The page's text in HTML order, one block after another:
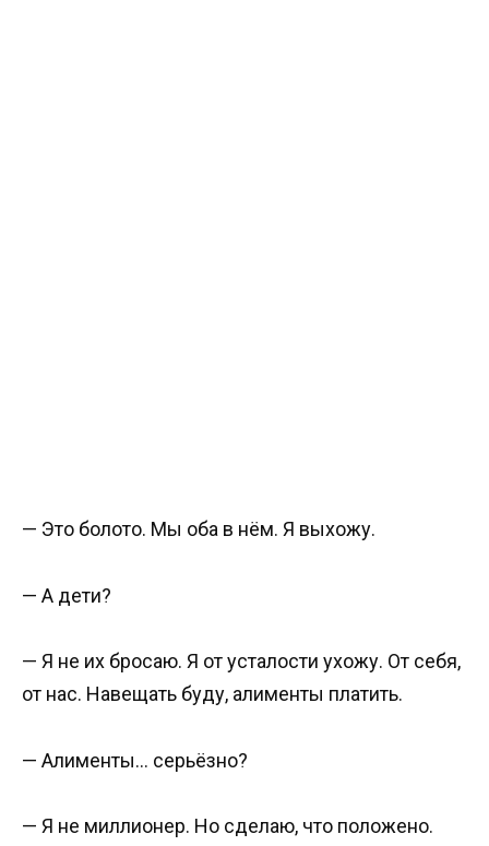
— Это болото. Мы оба в нём. Я выхожу.
— А дети?
— Я не их бросаю. Я от усталости ухожу. От себя,
от нас. Навещать буду, алименты платить.
— Алименты… серьёзно?
— Я не миллионер. Но сделаю, что положено.